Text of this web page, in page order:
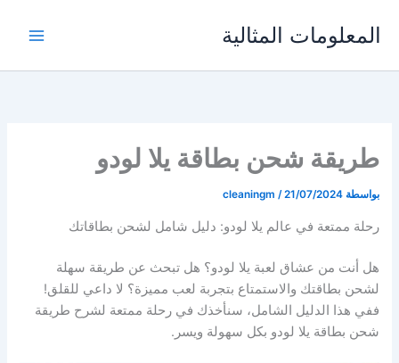
المعلومات المثالية
طريقة شحن بطاقة يلا لودو
بواسطة cleaningm /21/07/2024
رحلة ممتعة في عالم يلا لودو: دليل شامل لشحن بطاقاتك
هل أنت من عشاق لعبة يلا لودو؟ هل تبحث عن طريقة سهلة
لشحن بطاقتك والاستمتاع بتجربة لعب مميزة؟ لا داعي للقلق!
ففي هذا الدليل الشامل، سنأخذك في رحلة ممتعة لشرح طريقة
شحن بطاقة يلا لودو بكل سهولة ويسر.